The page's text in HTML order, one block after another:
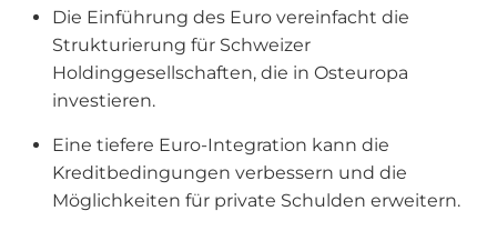
Die Einführung des Euro vereinfacht die
Strukturierung für Schweizer
Holdinggesellschaften, die in Osteuropa
investieren.
Eine tiefere Euro-Integration kann die
Kreditbedingungen verbessern und die
Möglichkeiten für private Schulden erweitern.